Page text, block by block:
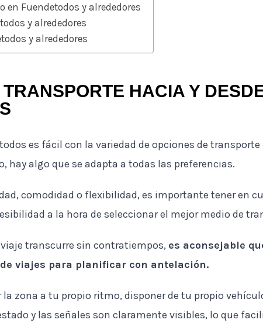
en Fuendetodos y alrededores
y alrededores
y alrededores
HACIA Y
es fácil con la variedad de opciones de
hay algo que se adapta a todas las preferencias.
comodidad o flexibilidad, es importante tener en
a la hora de seleccionar el mejor medio de
transcurre sin contratiempos, es aconsejable
viajes para planificar con antelación.
la zona a tu propio ritmo, disponer de tu propio
y las señales son claramente visibles, lo que